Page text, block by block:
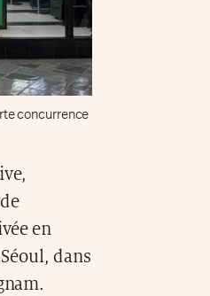
concurrence
en
dans